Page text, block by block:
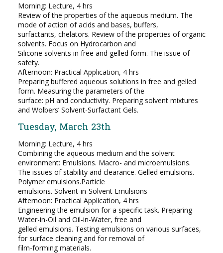
Morning: Lecture, 4 hrs
Review of the properties of the aqueous medium. The
mode of action of acids and bases, buffers,
surfactants, chelators. Review of the properties of organic
solvents. Focus on Hydrocarbon and
Silicone solvents in free and gelled form. The issue of
safety.
Afternoon: Practical Application, 4 hrs
Preparing buffered aqueous solutions in free and gelled
form. Measuring the parameters of the
surface: pH and conductivity. Preparing solvent mixtures
and Wolbers’ Solvent-Surfactant Gels.
Tuesday, March 23th
Morning: Lecture, 4 hrs
Combining the aqueous medium and the solvent
environment: Emulsions. Macro- and microemulsions.
The issues of stability and clearance. Gelled emulsions.
Polymer emulsions.Particle
emulsions. Solvent-in-Solvent Emulsions
Afternoon: Practical Application, 4 hrs
Engineering the emulsion for a specific task. Preparing
Water-in-Oil and Oil-in-Water, free and
gelled emulsions. Testing emulsions on various surfaces,
for surface cleaning and for removal of
film-forming materials.